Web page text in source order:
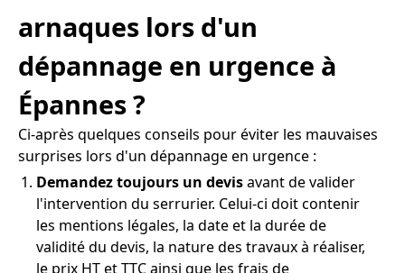
arnaques lors d'un
dépannage en urgence à
Épannes ?
Ci-après quelques conseils pour éviter les mauvaises
surprises lors d'un dépannage en urgence :
Demandez toujours un devisavant de valider
l'intervention du serrurier. Celui-ci doit contenir
les mentions légales, la date et la durée de
validité du devis, la nature des travaux à réaliser,
le prix HT et TTC ainsi que les frais de